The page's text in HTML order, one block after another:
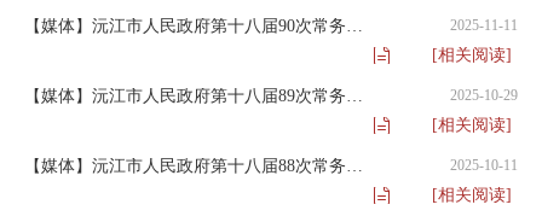
【媒体】沅江市人民政府第十八届90次常务会议 2025-11-11
[相关阅读]
【媒体】沅江市人民政府第十八届89次常务会议 2025-10-29
[相关阅读]
【媒体】沅江市人民政府第十八届88次常务会议 2025-10-11
[相关阅读]